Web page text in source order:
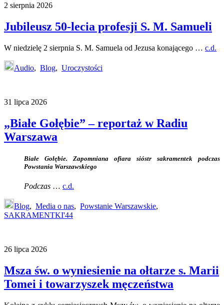
2 sierpnia 2026
Jubileusz 50-lecia profesji S. M. Samueli
W niedzielę 2 sierpnia S. M. Samuela od Jezusa konającego … c.d.
Audio, Blog, Uroczystości
31 lipca 2026
„Białe Gołębie” – reportaż w Radiu
Warszawa
Białe Gołębie. Zapomniana ofiara sióstr sakramentek podczas
Powstania Warszawskiego
Podczas … c.d.
Blog, Media o nas, Powstanie Warszawskie,
SAKRAMENTKI'44
26 lipca 2026
Msza św. o wyniesienie na ołtarze s. Marii
Tomei i towarzyszek męczeństwa